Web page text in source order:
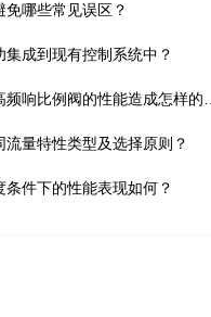
哪些常见误区？
成到现有控制系统中？
响比例阀的性能造成怎样的影
量特性类型及选择原则？
件下的性能表现如何？